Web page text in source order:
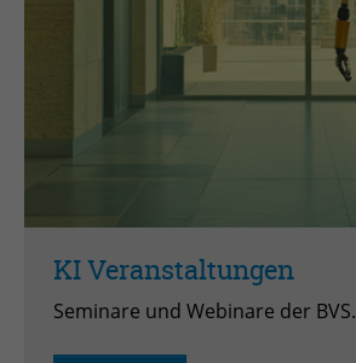
KI Veranstaltungen
Seminare und Webinare der BVS.